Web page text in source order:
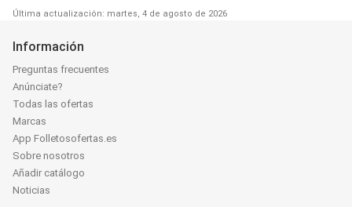
Última actualización: martes, 4 de agosto de 2026
Información
Preguntas frecuentes
Anúnciate?
Todas las ofertas
Marcas
App Folletosofertas.es
Sobre nosotros
Añadir catálogo
Noticias